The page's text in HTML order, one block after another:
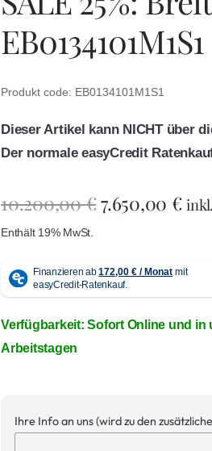
EB0134101M1S1
Produkt code: EB0134101M1S1
Dieser Artikel kann NICHT über
Der normale easyCredit
10.200,00€7.650,00 €
Enthält 19% MwSt.
Verfügbarkeit: Sofort Online und in
Arbeitstagen
Ihre Info an uns (wird zu den